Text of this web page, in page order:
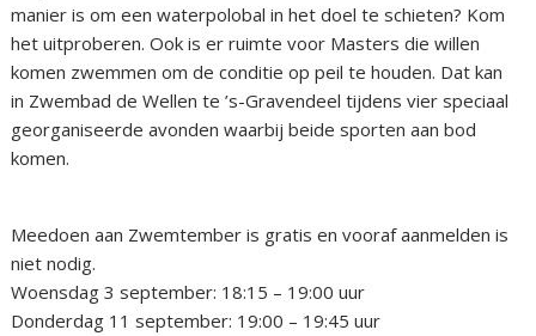
manier is om een waterpolobal in het doel te schieten? Kom
het uitproberen. Ook is er ruimte voor Masters die willen
komen zwemmen om de conditie op peil te houden. Dat kan
in Zwembad de Wellen te ’s-Gravendeel tijdens vier speciaal
georganiseerde avonden waarbij beide sporten aan bod
komen.
Meedoen aan Zwemtember is gratis en vooraf aanmelden is
niet nodig.
Woensdag 3 september: 18:15 – 19:00 uur
Donderdag 11 september: 19:00 – 19:45 uur